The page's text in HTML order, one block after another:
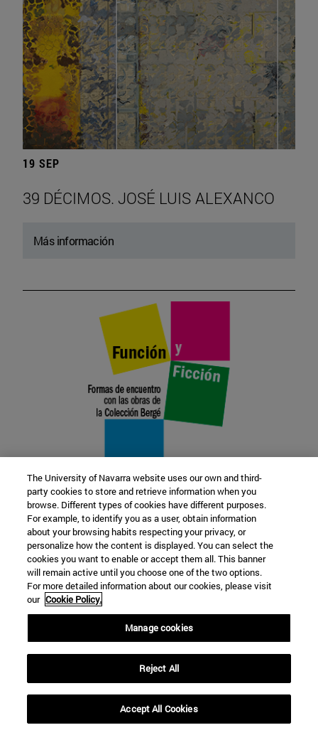
19 SEP
39 DÉCIMOS. JOSÉ LUIS ALEXANCO
Más información
22 SEP
FUNCIÓN Y FICCIÓN. Varios artistas
Más información
The University of Navarra website uses our own and third-
party cookies to store and retrieve information when you
browse. Different types of cookies have different purposes.
For example, to identify you as a user, obtain information
about your browsing habits respecting your privacy, or
personalize how the content is displayed. You can select the
cookies you want to enable or accept them all. This banner
will remain active until you choose one of the two options.
For more detailed information about our cookies, please visit
our Cookie Policy.
Manage cookies
Reject All
Accept All Cookies